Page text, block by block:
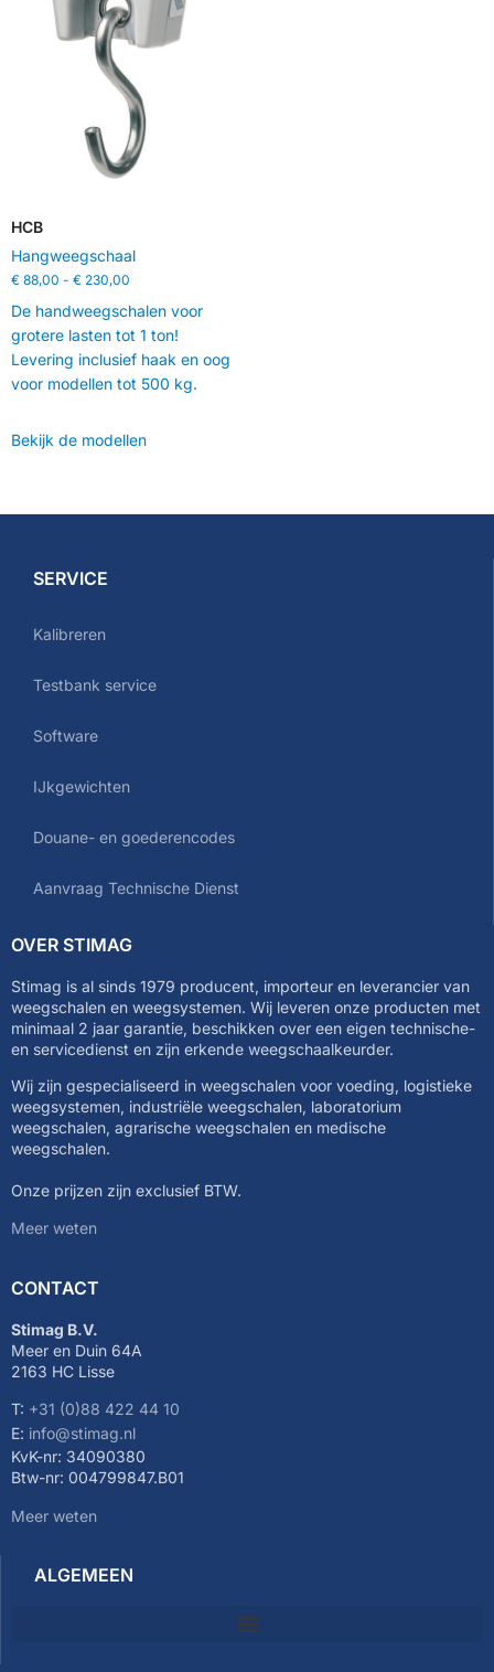
HCB
Hangweegschaal
€ 88,00 - € 230,00
De handweegschalen voor
grotere lasten tot 1 ton!
Levering inclusief haak en oog
voor modellen tot 500 kg.
Bekijk de modellen
SERVICE
Kalibreren
Testbank service
Software
IJkgewichten
Douane- en goederencodes
Aanvraag Technische Dienst
OVER STIMAG
Stimag is al sinds 1979 producent, importeur en leverancier van
weegschalen en weegsystemen. Wij leveren onze producten met
minimaal 2 jaar garantie, beschikken over een eigen technische-
en servicedienst en zijn erkende weegschaalkeurder.
Wij zijn gespecialiseerd in weegschalen voor voeding, logistieke
weegsystemen, industriële weegschalen, laboratorium
weegschalen, agrarische weegschalen en medische
weegschalen.
Onze prijzen zijn exclusief BTW.
Meer weten
CONTACT
Stimag B.V.
Meer en Duin 64A
2163 HC Lisse
T: +31 (0)88 422 44 10
E: info@stimag.nl
KvK-nr: 34090380
Btw-nr: 004799847.B01
Meer weten
ALGEMEEN